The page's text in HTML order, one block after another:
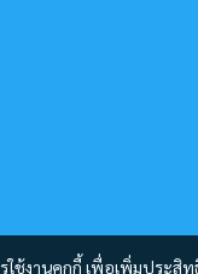
ใช้งานคุกกี้ เพื่อเพิ่มประสิ